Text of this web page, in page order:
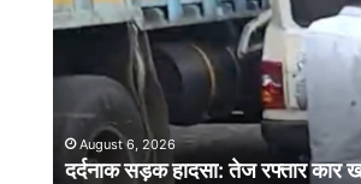
हादसा:
रफ्तार
ट्रकAugust 6, 2026
दर्दनाक सड़क हादसा: तेज रफ्तार